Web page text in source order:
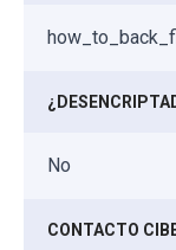
No
CONTACTO